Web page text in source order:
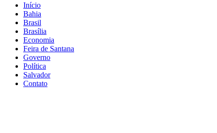
Início
Bahia
Brasil
Brasília
Economia
Feira de Santana
Governo
Política
Salvador
Contato